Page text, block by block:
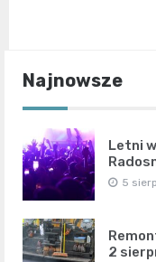
Najnowsze
Letni
5
2